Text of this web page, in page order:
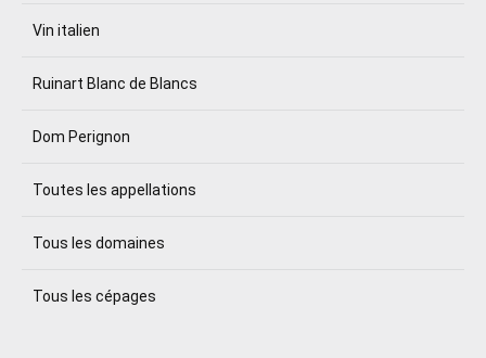
Vin italien
Ruinart Blanc de Blancs
Dom Perignon
Toutes les appellations
Tous les domaines
Tous les cépages